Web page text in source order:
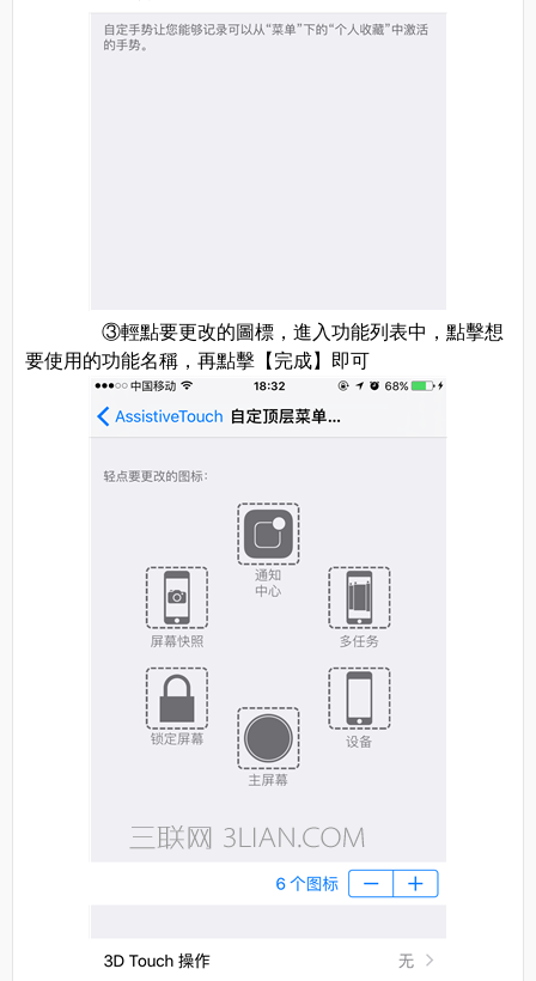
③輕點要更改的圖標，進入功能列表中，點擊想
要使用的功能名稱，再點擊【完成】即可